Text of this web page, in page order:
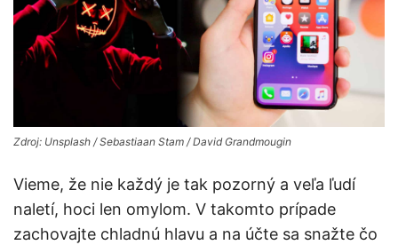
Zdroj: Unsplash / Sebastiaan Stam / David Grandmougin
Vieme, že nie každý je tak pozorný a veľa ľudí
naletí, hoci len omylom. V takomto prípade
zachovajte chladnú hlavu a na účte sa snažte čo